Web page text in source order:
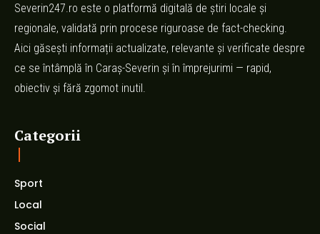
Severin247.ro este o platformă digitală de știri locale și
regionale, validată prin procese riguroase de fact-checking.
Aici găsești informații actualizate, relevante și verificate despre
ce se întâmplă în Caraș-Severin și în împrejurimi — rapid,
obiectiv și fără zgomot inutil.
Categorii
Sport
Local
Social